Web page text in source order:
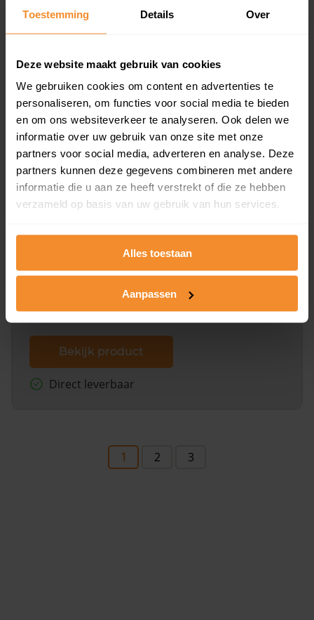
Toestemming Details Over
Deze website maakt gebruik van cookies
We gebruiken cookies om content en advertenties te
personaliseren, om functies voor social media te bieden
en om ons websiteverkeer te analyseren. Ook delen we
informatie over uw gebruik van onze site met onze
partners voor social media, adverteren en analyse. Deze
partners kunnen deze gegevens combineren met andere
informatie die u aan ze heeft verstrekt of die ze hebben
verzameld op basis van uw gebruik van hun services.
Alles toestaan
Aanpassen
en koopdatum) binnen een postcodegebied. Dit
Bekijk product
Direct leverbaar
Kadastrale kaart pakket
Een uitgebreid overzicht van het perceel en
omliggende percelen met de kadastrale erfgrenzen,
Bekijk product
Direct leverbaar
1 2 3